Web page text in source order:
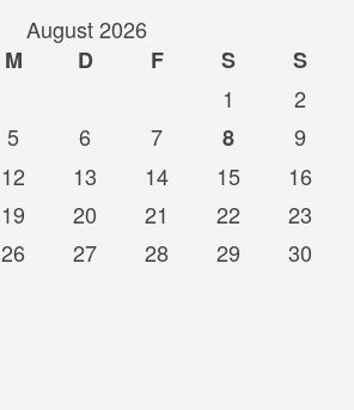
August 2026
M D F S
S
1
2
5 6 7 8
9
12 13 14 15
16
19 20 21 22
23
26 27 28 29
30